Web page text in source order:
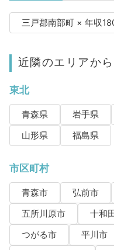
三戸郡南部町 × 年収
近隣のエリアか
東北
青森県 岩手県
山形県
福島県
市区町村
青森市 弘前市
五所川原市
十和
つがる市
平川市